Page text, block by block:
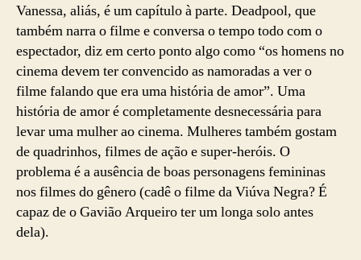
Vanessa, aliás, é um capítulo à parte. Deadpool, que
também narra o filme e conversa o tempo todo com o
espectador, diz em certo ponto algo como “os homens no
cinema devem ter convencido as namoradas a ver o
filme falando que era uma história de amor”. Uma
história de amor é completamente desnecessária para
levar uma mulher ao cinema. Mulheres também gostam
de quadrinhos, filmes de ação e super-heróis. O
problema é a ausência de boas personagens femininas
nos filmes do gênero (cadê o filme da Viúva Negra? É
capaz de o Gavião Arqueiro ter um longa solo antes
dela).